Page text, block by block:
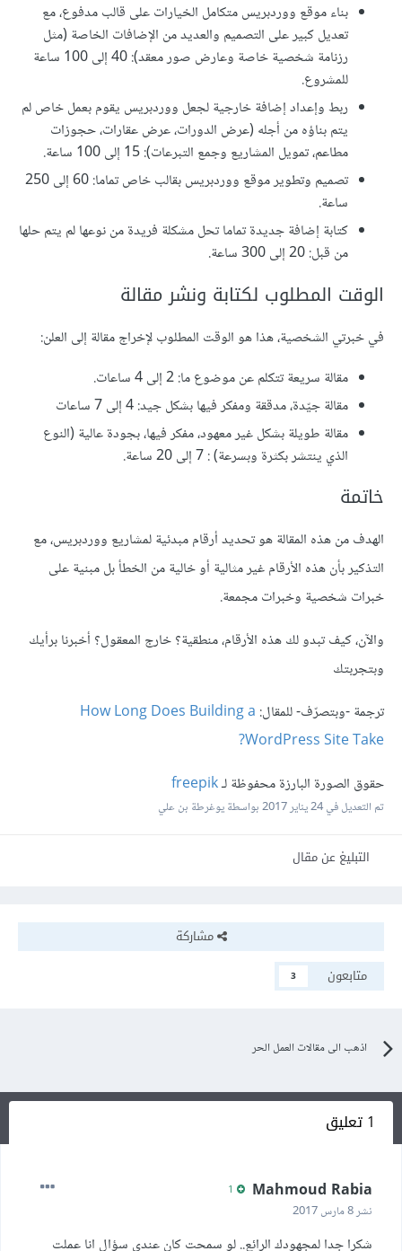
بناء موقع ووردبريس متكامل الخيارات على قالب مدفوع، مع
تعديل كبير على التصميم والعديد من الإضافات الخاصة (مثل
رزنامة شخصية خاصة وعارض صور معقد): 40 إلى 100 ساعة
للمشروع.
ربط وإعداد إضافة خارجية لجعل ووردبريس يقوم بعمل خاص لم
يتم بناؤه من أجله (عرض الدورات، عرض عقارات، حجوزات
مطاعم، تمويل المشاريع وجمع التبرعات): 15 إلى 100 ساعة.
تصميم وتطوير موقع ووردبريس بقالب خاص تماما: 60 إلى 250
ساعة.
كتابة إضافة جديدة تماما تحل مشكلة فريدة من نوعها لم يتم حلها
من قبل: 20 إلى 300 ساعة.
الوقت المطلوب لكتابة ونشر مقالة
في خبرتي الشخصية، هذا هو الوقت المطلوب لإخراج مقالة إلى العلن:
مقالة سريعة تتكلم عن موضوع ما: 2 إلى 4 ساعات.
مقالة جيّدة، مدققة ومفكر فيها بشكل جيد: 4 إلى 7 ساعات
مقالة طويلة بشكل غير معهود، مفكر فيها، بجودة عالية (النوع
الذي ينتشر بكثرة وبسرعة) : 7 إلى 20 ساعة.
خاتمة
الهدف من هذه المقالة هو تحديد أرقام مبدئية لمشاريع ووردبريس، مع
التذكير بأن هذه الأرقام غير مثالية أو خالية من الخطأ بل مبنية على
خبرات شخصية وخبرات مجمعة.
والآن، كيف تبدو لك هذه الأرقام، منطقية؟ خارج المعقول؟ أخبرنا برأيك
وبتجربتك
ترجمة -وبتصرّف- للمقال: How Long Does Building a
WordPress Site Take?
حقوق الصورة البارزة محفوظة لـfreepik
تم التعديل في24 يناير 2017 بواسطة يوغرطة بن علي
التبليغ عن مقال
مشاركة
متابعون
3
اذهب الى مقالات العمل الحر
1 تعليق
Mahmoud Rabia
نشر8 مارس 2017
شكرا جدا لمجهودك الرائع.. لو سمحت كان عندي سؤال انا عملت